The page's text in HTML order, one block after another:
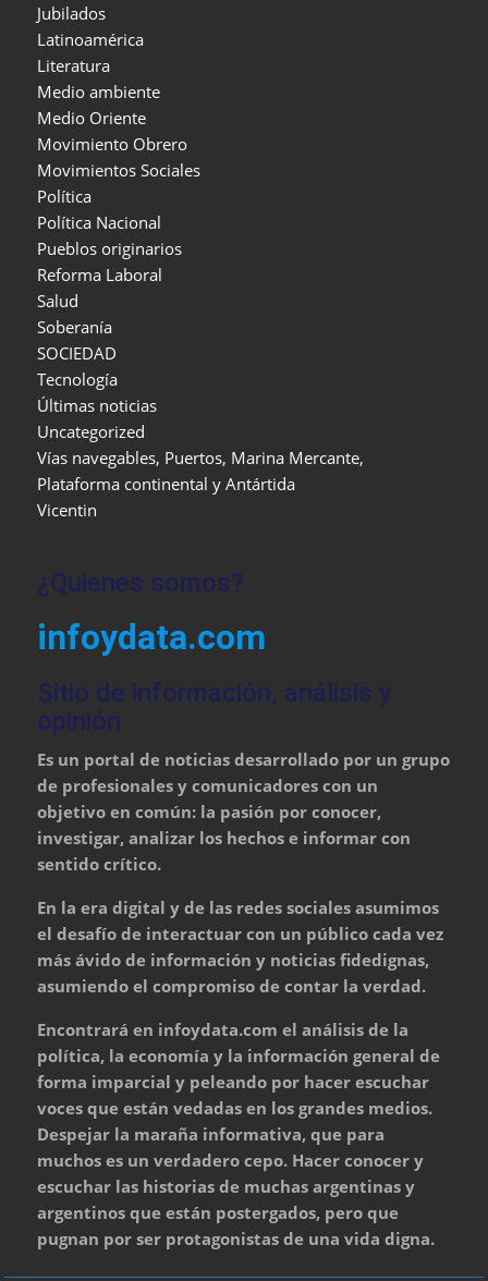
Jubilados
Latinoamérica
Literatura
Medio ambiente
Medio Oriente
Movimiento Obrero
Movimientos Sociales
Política
Política Nacional
Pueblos originarios
Reforma Laboral
Salud
Soberanía
SOCIEDAD
Tecnología
Últimas noticias
Uncategorized
Vías navegables, Puertos, Marina Mercante,
Plataforma continental y Antártida
Vicentin
¿Quienes somos?
infoydata.com
Sitio de información, análisis y
opinión
Es un portal de noticias desarrollado por un grupo
de profesionales y comunicadores con un
objetivo en común: la pasión por conocer,
investigar, analizar los hechos e informar con
sentido crítico.
En la era digital y de las redes sociales asumimos
el desafío de interactuar con un público cada vez
más ávido de información y noticias fidedignas,
asumiendo el compromiso de contar la verdad.
Encontrará en infoydata.com el análisis de la
política, la economía y la información general de
forma imparcial y peleando por hacer escuchar
voces que están vedadas en los grandes medios.
Despejar la maraña informativa, que para
muchos es un verdadero cepo. Hacer conocer y
escuchar las historias de muchas argentinas y
argentinos que están postergados, pero que
pugnan por ser protagonistas de una vida digna.